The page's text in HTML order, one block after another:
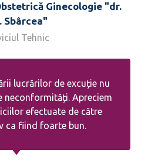
Ginecologie "dr.
Sbârcea"
Tehnic
lucrărilor de excuție nu
neconformități. Apreciem
efectuate de către
ca fiind foarte bun.